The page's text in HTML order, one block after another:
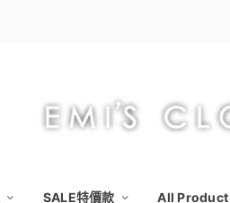
SALE特價款 All Product